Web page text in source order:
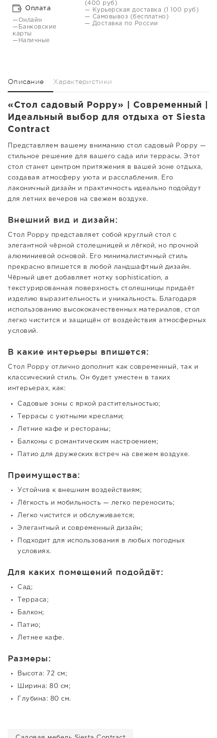
Оплата
—Онлайн
—Банковские
карты
—Наличные
(400 руб)
— Курьерская доставка (1 100 руб)
— Самовывоз (бесплатно)
— Доставка по России
Описание Характеристики
«Стол садовый Poppy» | Современный |
Идеальный выбор для отдыха от Siesta
Contract
Представляем вашему вниманию стол садовый Poppy —
стильное решение для вашего сада или террасы. Этот
стол станет центром притяжения в вашей зоне отдыха,
создавая атмосферу уюта и расслабления. Его
лаконичный дизайн и практичность идеально подойдут
для летних вечеров на свежем воздухе.
Внешний вид и дизайн:
Стол Poppy представляет собой круглый стол с
элегантной чёрной столешницей и лёгкой, но прочной
алюминиевой основой. Его минималистичный стиль
прекрасно впишется в любой ландшафтный дизайн.
Чёрный цвет добавляет нотку sophistication, а
текстурированная поверхность столешницы придаёт
изделию выразительность и уникальность. Благодаря
использованию высококачественных материалов, стол
легко чистится и защищён от воздействия атмосферных
условий.
В какие интерьеры впишется:
Стол Poppy отлично дополнит как современный, так и
классический стиль. Он будет уместен в таких
интерьерах, как:
Садовые зоны с яркой растительностью;
Террасы с уютными креслами;
Летние кафе и рестораны;
Балконы с романтическим настроением;
Патио для дружеских встреч на свежем воздухе.
Преимущества:
Устойчив к внешним воздействиям;
Лёгкость и мобильность — легко переносить;
Легко чистится и обслуживается;
Элегантный и современный дизайн;
Подходит для использования в любых погодных
условиях.
Для каких помещений подойдёт:
Сад;
Терраса;
Балкон;
Патио;
Летнее кафе.
Размеры:
Высота: 72 см;
Ширина: 80 см;
Глубина: 80 см.